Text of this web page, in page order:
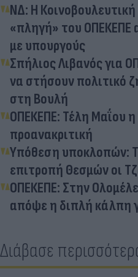
ΝΔ: Η
«πληγή» του ΟΠΕΚΕΠΕ
με υπουργούς
Σπήλιος Λιβανός για
να στήσουν πολιτικό
στη Βουλή
ΟΠΕΚΕΠΕ: Τέλη Μαΐου
προανακριτική
Υπόθεση υποκλοπών:
επιτροπή Θεσμών οι
ΟΠΕΚΕΠΕ: Στην
απόψε η διπλή κάλπη
Διάβασε